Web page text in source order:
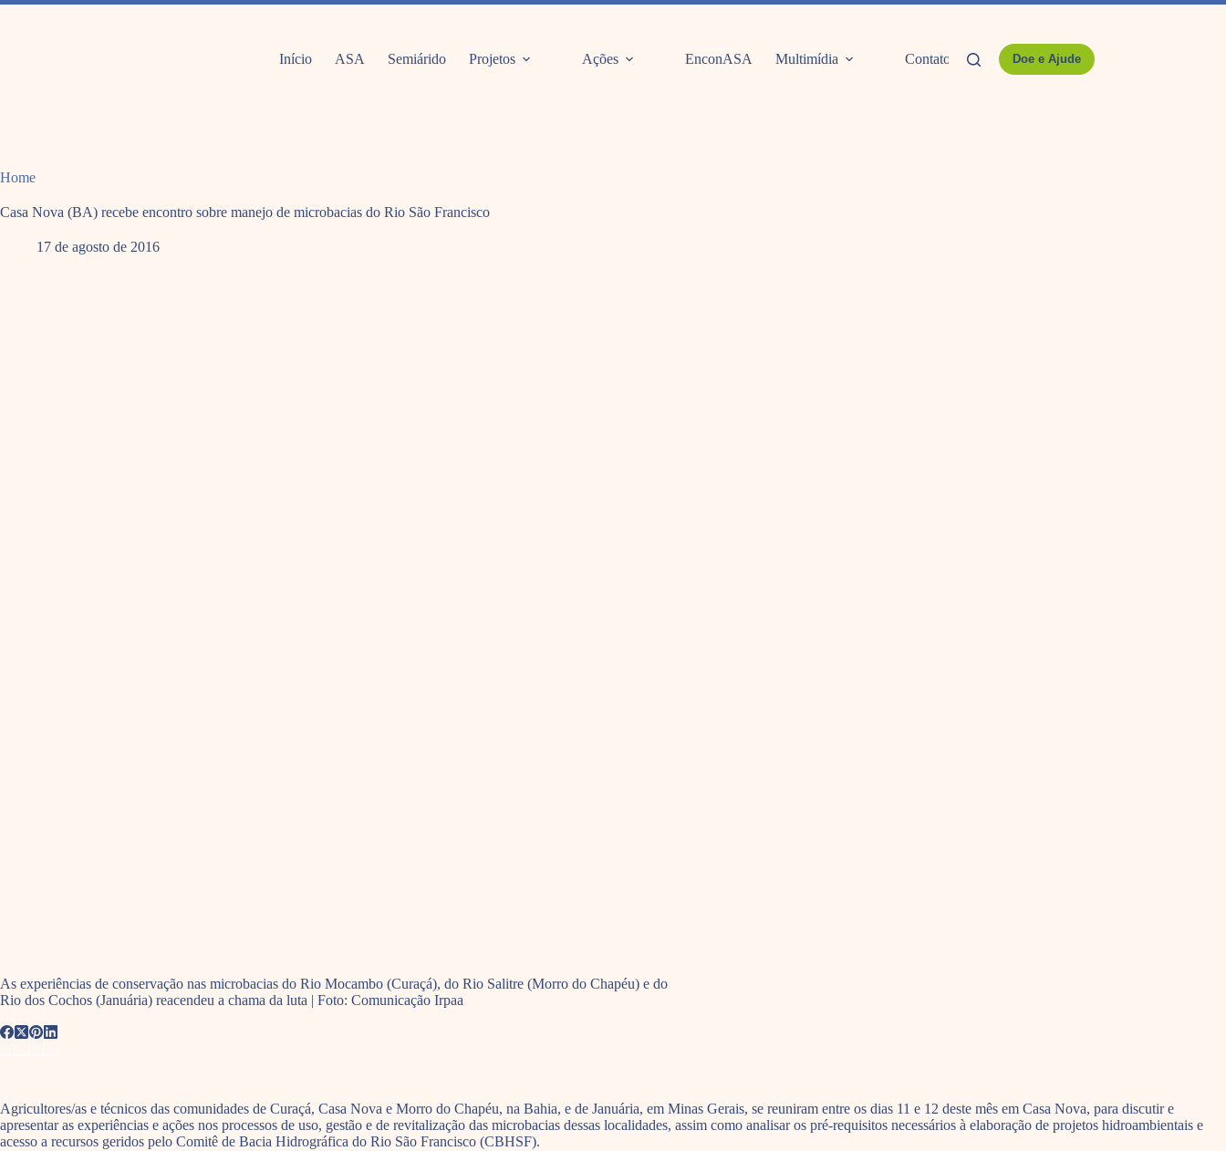
Pular
Início ASA Semiárido Projetos Ações EnconASA Multimídia Contato Doe e Ajude
Home
Casa Nova (BA) recebe encontro sobre manejo de microbacias do Rio São Francisco
17 de agosto de 2016
As experiências de conservação nas microbacias do Rio Mocambo (Curaçá), do Rio Salitre (Morro do Chapéu) e do
Rio dos Cochos (Januária) reacendeu a chama da luta | Foto: Comunicação Irpaa
Agricultores/as e técnicos das comunidades de Curaçá, Casa Nova e Morro do Chapéu, na Bahia, e de Januária, em Minas Gerais, se reuniram entre os dias 11 e 12 deste mês em Casa Nova, para discutir e
apresentar as experiências e ações nos processos de uso, gestão e de revitalização das microbacias dessas localidades, assim como analisar os pré-requisitos necessários à elaboração de projetos hidroambientais e
acesso a recursos geridos pelo Comitê de Bacia Hidrográfica do Rio São Francisco (CBHSF).